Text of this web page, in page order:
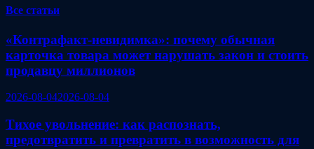
Все статьи
«Контрафакт-невидимка»: почему обычная
карточка товара может нарушать закон и стоить
продавцу миллионов
2026-08-042026-08-04
Тихое увольнение: как распознать,
предотвратить и превратить в возможность для